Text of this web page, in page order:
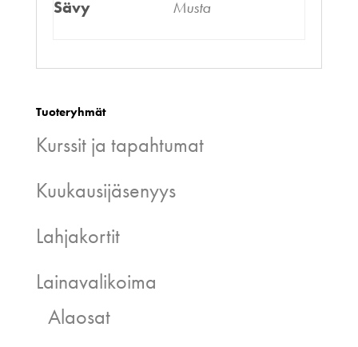
Sävy Musta
Tuoteryhmät
Kurssit ja tapahtumat
Kuukausijäsenyys
Lahjakortit
Lainavalikoima
Alaosat